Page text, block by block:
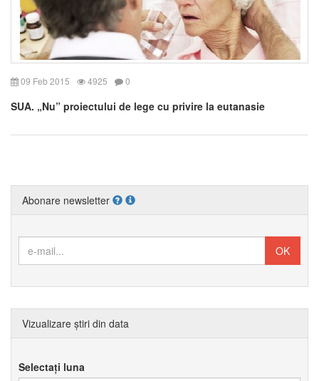
09 Feb 2015 4925 0
SUA. „Nu” proiectului de lege cu privire la eutanasie
Abonare newsletter
Vizualizare știri din data
Selectați luna